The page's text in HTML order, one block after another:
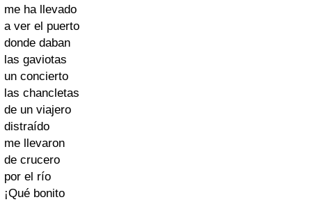
me ha llevado
a ver el puerto
donde daban
las gaviotas
un concierto
las chancletas
de un viajero
distraído
me llevaron
de crucero
por el río
¡Qué bonito